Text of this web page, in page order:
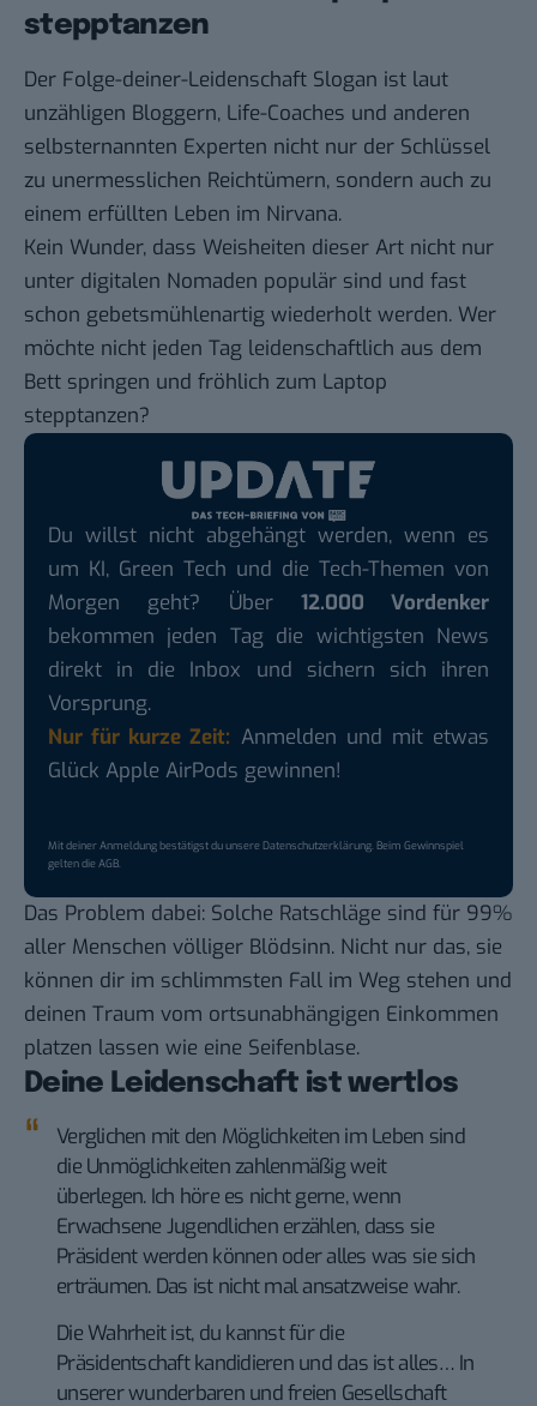
stepptanzen
Der Folge-deiner-Leidenschaft Slogan ist laut
unzähligen Bloggern, Life-Coaches und anderen
selbsternannten Experten nicht nur der Schlüssel
zu unermesslichen Reichtümern, sondern auch zu
einem erfüllten Leben im Nirvana.
Kein Wunder, dass Weisheiten dieser Art nicht nur
unter digitalen Nomaden populär sind und fast
schon gebetsmühlenartig wiederholt werden. Wer
möchte nicht jeden Tag leidenschaftlich aus dem
Bett springen und fröhlich zum Laptop
stepptanzen?
Du willst nicht abgehängt werden, wenn es
um KI, Green Tech und die Tech-Themen von
Morgen geht? Über 12.000 Vordenker
bekommen jeden Tag die wichtigsten News
direkt in die Inbox und sichern sich ihren
Vorsprung.
Nur für kurze Zeit: Anmelden und mit etwas
Glück Apple AirPods gewinnen!
Mit deiner Anmeldung bestätigst du unsereDatenschutzerklärung. Beim Gewinnspiel
gelten dieAGB.
Das Problem dabei: Solche Ratschläge sind für 99%
aller Menschen völliger Blödsinn. Nicht nur das, sie
können dir im schlimmsten Fall im Weg stehen und
deinen Traum vom ortsunabhängigen Einkommen
platzen lassen wie eine Seifenblase.
Deine Leidenschaft ist wertlos
Verglichen mit den Möglichkeiten im Leben sind
die Unmöglichkeiten zahlenmäßig weit
überlegen. Ich höre es nicht gerne, wenn
Erwachsene Jugendlichen erzählen, dass sie
Präsident werden können oder alles was sie sich
erträumen. Das ist nicht mal ansatzweise wahr.
Die Wahrheit ist, du kannst für die
Präsidentschaft kandidieren und das ist alles… In
unserer wunderbaren und freien Gesellschaft